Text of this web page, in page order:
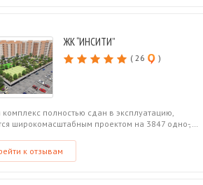
ЖК “ИНСИТИ”
( 26 )
полностью сдан в эксплуатацию,
широкомасштабным проектом на 3847 одно-,…
к отзывам